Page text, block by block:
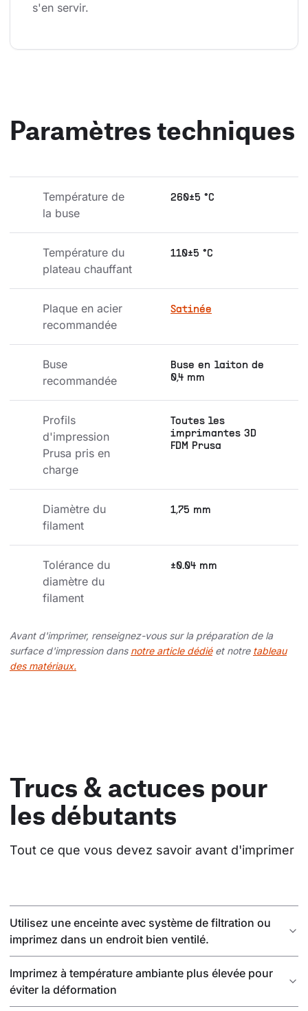
s'en servir.
Paramètres techniques
Température de
la buse
260±5 °C
Température du
plateau chauffant
110±5 °C
Plaque en acier
recommandée
Satinée
Buse
recommandée
Buse en laiton de
0,4 mm
Profils
d'impression
Prusa pris en
charge
Toutes les
imprimantes 3D
FDM Prusa
Diamètre du
filament
1,75 mm
Tolérance du
diamètre du
filament
±0.04 mm
Avant d'imprimer, renseignez-vous sur la préparation de la
surface d'impression dans notre article dédiéet notre tableau
des matériaux.
Trucs & actuces pour
les débutants
Tout ce que vous devez savoir avant d'imprimer
Utilisez une enceinte avec système de filtration ou
imprimez dans un endroit bien ventilé.
Imprimez à température ambiante plus élevée pour
éviter la déformation